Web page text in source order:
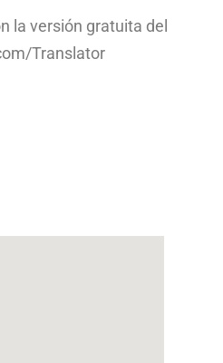
la versión gratuita del
Translator